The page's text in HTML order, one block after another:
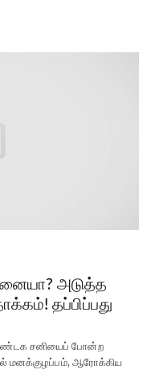
அடுத்த
தப்பிப்பது
கண்டக சனியைப் போன்ற
மனக்குழப்பம், ஆரோக்கிய